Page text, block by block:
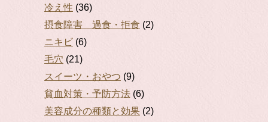
冷え性 (36)
摂食障害 過食・拒食 (2)
ニキビ (6)
毛穴 (21)
スイーツ・おやつ (9)
貧血対策・予防方法 (6)
美容成分の種類と効果 (2)